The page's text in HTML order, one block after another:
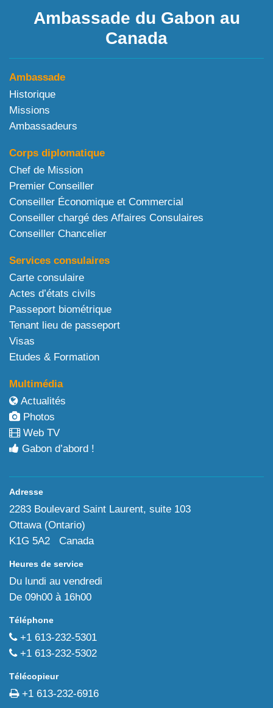
Ambassade du Gabon au
Canada
Ambassade
Historique
Missions
Ambassadeurs
Corps diplomatique
Chef de Mission
Premier Conseiller
Conseiller Économique et Commercial
Conseiller chargé des Affaires Consulaires
Conseiller Chancelier
Services consulaires
Carte consulaire
Actes d’états civils
Passeport biométrique
Tenant lieu de passeport
Visas
Etudes & Formation
Multimédia
Actualités
Photos
Web TV
Gabon d’abord !
Adresse
2283 Boulevard Saint Laurent, suite 103
Ottawa (Ontario)
K1G 5A2 Canada
Heures de service
Du lundi au vendredi
De 09h00 à 16h00
Téléphone
+1 613-232-5301
+1 613-232-5302
Télécopieur
+1 613-232-6916